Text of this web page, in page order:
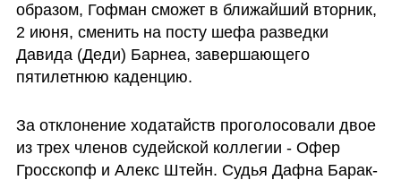
образом, Гофман сможет в ближайший вторник,
2 июня, сменить на посту шефа разведки
Давида (Деди) Барнеа, завершающего
пятилетнюю каденцию.
За отклонение ходатайств проголосовали двое
из трех членов судейской коллегии - Офер
Гросскопф и Алекс Штейн. Судья Дафна Барак-